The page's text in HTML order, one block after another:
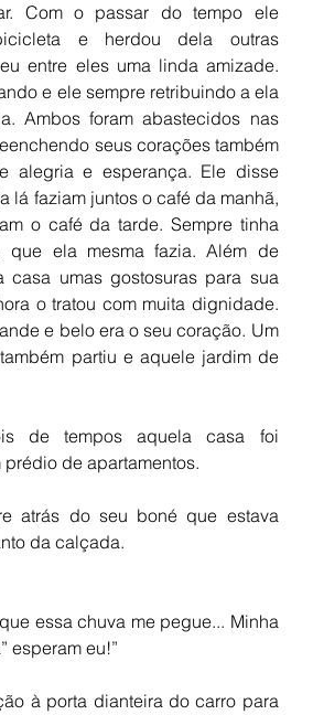
Com o passar do tempo ele
e herdou dela outras
entre eles uma linda amizade.
e ele sempre retribuindo a ela
Ambos foram abastecidos nas
seus corações também
alegria e esperança. Ele disse
lá faziam juntos o café da manhã,
o café da tarde. Sempre tinha
que ela mesma fazia. Além de
casa umas gostosuras para sua
o tratou com muita dignidade.
e belo era o seu coração. Um
partiu e aquele jardim de
de tempos aquela casa foi
de apartamentos.
atrás do seu boné que estava
da calçada.
essa chuva me pegue... Minha
esperam eu!”
à porta dianteira do carro para